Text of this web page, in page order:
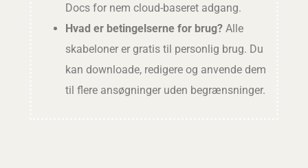
Docs for nem cloud-baseret adgang.
Hvad er betingelserne for brug?Alle
skabeloner er gratis til personlig brug. Du
kan downloade, redigere og anvende dem
til flere ansøgninger uden begrænsninger.